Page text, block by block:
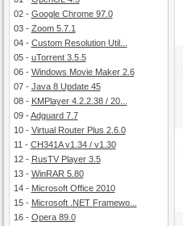
02- Google Chrome 97.0
03- Zoom 5.7.1
04- Custom Resolution Util...
05- uTorrent 3.5.5
06- Windows Movie Maker 2.6
07- Java 8 Update 45
08- KMPlayer 4.2.2.38 / 20...
09-Adguard 7.7
10- Virtual Router Plus 2.6.0
11 - CH341A v1.34 / v1.30
12- RusTV Player 3.5
13- WinRAR 5.80
14- Microsoft Office 2010
15- Microsoft .NET Framewo...
16- Opera 89.0